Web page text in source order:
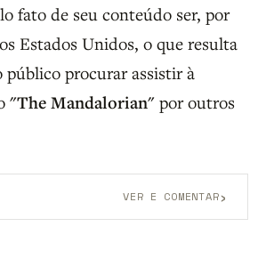
fato de seu conteúdo ser, por
Estados Unidos, o que resulta
público procurar assistir à
"The Mandalorian" por outros
VER E COMENTAR›